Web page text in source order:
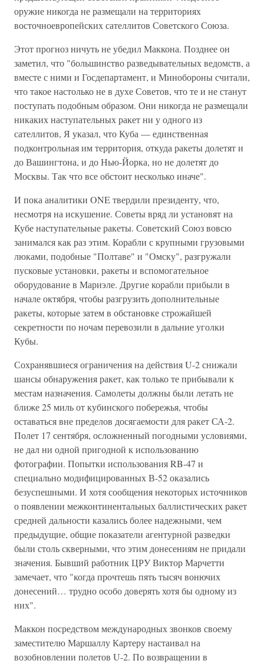
оружие никогда не размещали на территориях
восточноевропейских сателлитов Советского Союза.
Этот прогноз ничуть не убедил Маккона. Позднее он
заметил, что "большинство разведывательных ведомств, а
вместе с ними и Госдепартамент, и Минобороны считали,
что такое настолько не в духе Советов, что те и не станут
поступать подобным образом. Они никогда не размещали
никаких наступательных ракет ни у одного из
сателлитов, Я указал, что Куба — единственная
подконтрольная им территория, откуда ракеты долетят и
до Вашингтона, и до Нью-Йорка, но не долетят до
Москвы. Так что все обстоит несколько иначе".
И пока аналитики ONE твердили президенту, что,
несмотря на искушение. Советы вряд ли установят на
Кубе наступательные ракеты. Советский Союз вовсю
занимался как раз этим. Корабли с крупными грузовыми
люками, подобные "Полтаве" и "Омску", разгружали
пусковые установки, ракеты и вспомогательное
оборудование в Мариэле. Другие корабли прибыли в
начале октября, чтобы разгрузить дополнительные
ракеты, которые затем в обстановке строжайшей
секретности по ночам перевозили в дальние уголки
Кубы.
Сохранявшиеся ограничения на действия U-2 снижали
шансы обнаружения ракет, как только те прибывали к
местам назначения. Самолеты должны были летать не
ближе 25 миль от кубинского побережья, чтобы
оставаться вне пределов досягаемости для ракет СА-2.
Полет 17 сентября, осложненный погодными условиями,
не дал ни одной пригодной к использованию
фотографии. Попытки использования RB-47 и
специально модифицированных В-52 оказались
безуспешными. И хотя сообщения некоторых источников
о появлении межконтинентальных баллистических ракет
средней дальности казались более надежными, чем
предыдущие, общие показатели агентурной разведки
были столь скверными, что этим донесениям не придали
значения. Бывший работник ЦРУ Виктор Марчетти
замечает, что "когда прочтешь пять тысяч вонючих
донесений… трудно особо доверять хотя бы одному из
них".
Маккон посредством международных звонков своему
заместителю Маршаллу Картеру настаивал на
возобновлении полетов U-2. По возвращении в